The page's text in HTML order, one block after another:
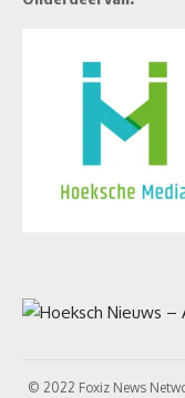
© 2022 Foxiz News